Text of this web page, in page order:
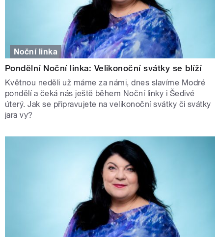
Noční linka
Pondělní Noční linka: Velikonoční svátky se blíží
Květnou neděli už máme za námi, dnes slavíme Modré
pondělí a čeká nás ještě během Noční linky i Šedivé
úterý. Jak se připravujete na velikonoční svátky či svátky
jara vy?